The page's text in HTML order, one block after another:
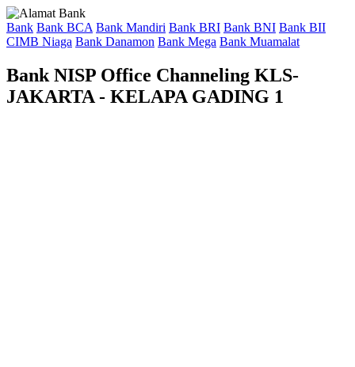
Bank Bank BCA Bank Mandiri Bank BRI Bank BNI Bank BII
CIMB Niaga Bank Danamon Bank Mega Bank Muamalat
Bank NISP Office Channeling KLS-
JAKARTA - KELAPA GADING 1